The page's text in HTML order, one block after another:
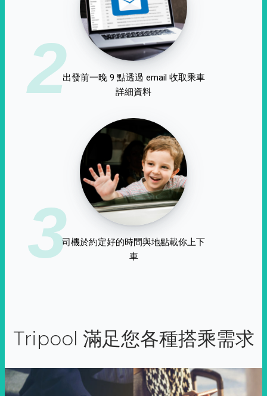
2出發前一晚 9 點透過 email 收取乘車
詳細資料
3司機於約定好的時間與地點載你上下
車
Tripool 滿足您各種搭乘需求